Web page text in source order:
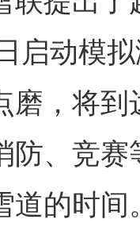
启动模
磨，将
防、竞
道的时间